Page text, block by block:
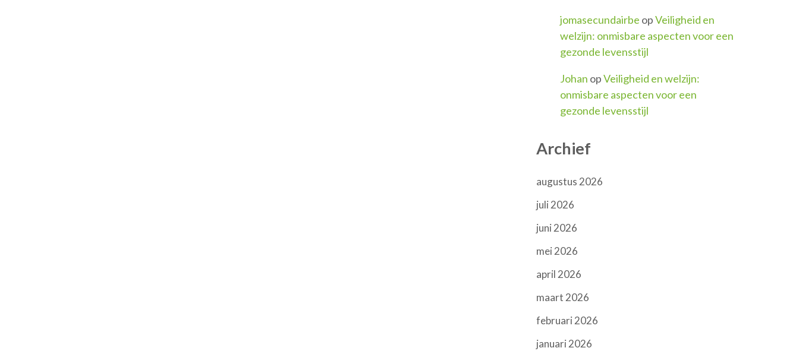
jomasecundairbe opVeiligheid en
welzijn: onmisbare aspecten voor een
gezonde levensstijl
Johan opVeiligheid en welzijn:
onmisbare aspecten voor een
gezonde levensstijl
Archief
augustus 2026
juli 2026
juni 2026
mei 2026
april 2026
maart 2026
februari 2026
januari 2026